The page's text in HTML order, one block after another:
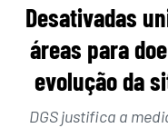
Desativadas
áreas para
evolução da
DGS justifica a